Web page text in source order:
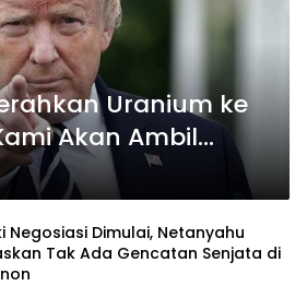
Uranium ke
Akan Ambil
Negosiasi Dimulai, Netanyahu
Tak Ada Gencatan Senjata di